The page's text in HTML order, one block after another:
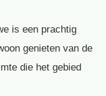
is een prachtig
genieten van de
die het gebied